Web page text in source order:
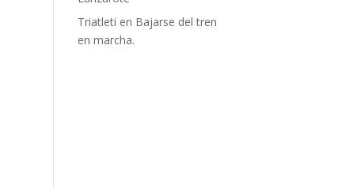
Triatleti en Bajarse del tren
en marcha.